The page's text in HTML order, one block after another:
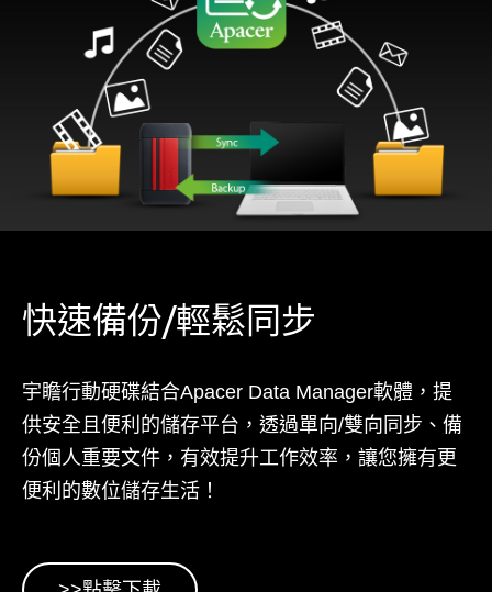
快速備份/輕鬆同步
宇瞻行動硬碟結合Apacer Data Manager軟體，提
供安全且便利的儲存平台，透過單向/雙向同步、備
份個人重要文件，有效提升工作效率，讓您擁有更
便利的數位儲存生活！